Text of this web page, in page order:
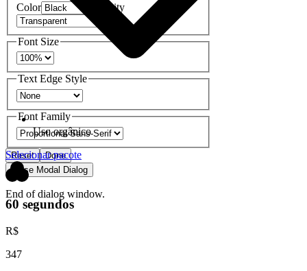
Color
Opacity
Font Size
Text Edge Style
Font Family
Reset
Done
Close Modal Dialog
End of dialog window.
Uso orgânico
Selecionar pacote
60 segundos
R$
347